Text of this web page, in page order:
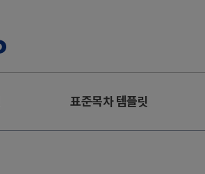
표준목차 템플릿